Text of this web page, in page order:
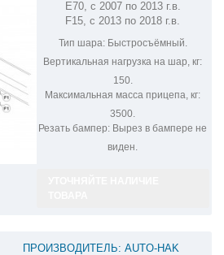
E70, с 2007 по 2013 г.в.
F15, с 2013 по 2018 г.в.
Тип шара:Быстросъёмный.
Вертикальная нагрузка на шар, кг:
150.
Максимальная масса прицепа, кг:
3500.
Резать бампер: Вырез в бампере не
виден.
ПРОИЗВОДИТЕЛЬ: AUTO-HAK